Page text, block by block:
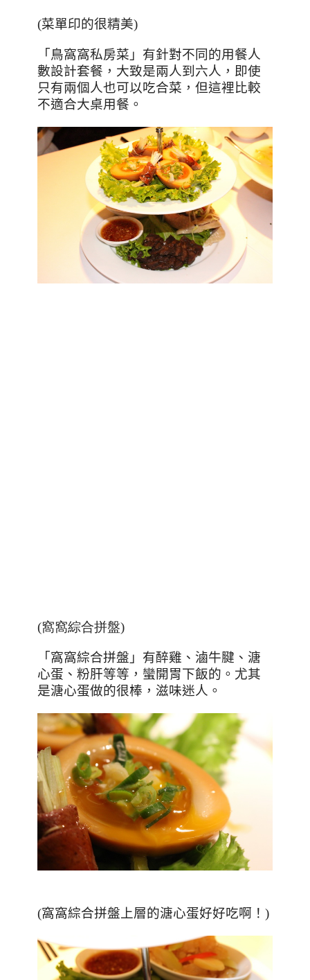
(菜單印的很精美)
「鳥窩窩私房菜」有針對不同的用餐人
數設計套餐，大致是兩人到六人，即使
只有兩個人也可以吃合菜，但這裡比較
不適合大桌用餐。
(窩窩綜合拼盤)
「窩窩綜合拼盤」有醉雞、滷牛腱、溏
心蛋、粉肝等等，蠻開胃下飯的。尤其
是溏心蛋做的很棒，滋味迷人。
(窩窩綜合拼盤上層的溏心蛋好好吃啊！)